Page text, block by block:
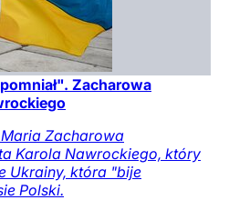
Zacharowa
Zacharowa
Karola Nawrockiego, który
Ukrainy, która "bije
Polski.